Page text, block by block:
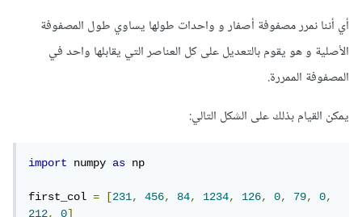
أي أننا نمرر مصفوفة أصفار و واحدات طولها يساوي طول المصفوفة
الأصلية و هو يقوم بالتعديل على كل العناصر التي يقابلها واحد في
المصفوفة الممررة.
يمكن القيام بذلك على الشكل التالي:
import numpy as np
first_col = [231, 456, 84, 1234, 126, 0, 79, 0,
212, 0]